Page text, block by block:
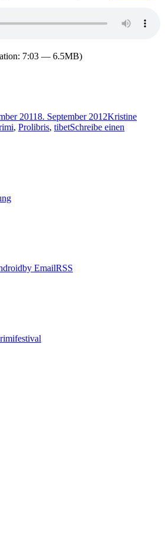
7:03 — 6.5MB)
20118. September 2012Kristine
, Prolibris, tibetSchreibe einen
by EmailRSS